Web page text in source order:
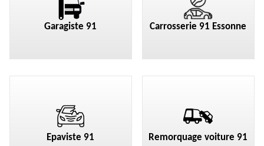
Garagiste 91 Carrosserie 91 Essonne
Epaviste 91 Remorquage voiture 91